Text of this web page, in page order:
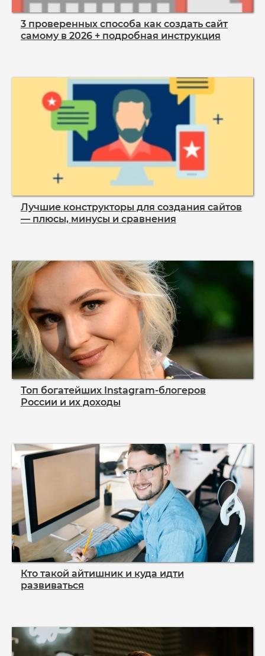
3 проверенных способа как создать сайт
самому в 2026 + подробная инструкция
Лучшие конструкторы для создания сайтов
— плюсы, минусы и сравнения
Топ богатейших Instagram‑блогеров
России и их доходы
Кто такой айтишник и куда идти
развиваться